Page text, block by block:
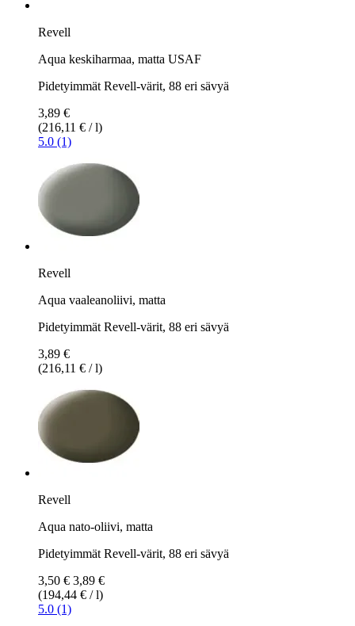
Revell
Aqua keskiharmaa, matta USAF
Pidetyimmät Revell-värit, 88 eri sävyä
3,89 €
(216,11 € / l)
5.0 (1)
Revell
Aqua vaaleanoliivi, matta
Pidetyimmät Revell-värit, 88 eri sävyä
3,89 €
(216,11 € / l)
Revell
Aqua nato-oliivi, matta
Pidetyimmät Revell-värit, 88 eri sävyä
3,50 € 3,89 €
(194,44 € / l)
5.0 (1)